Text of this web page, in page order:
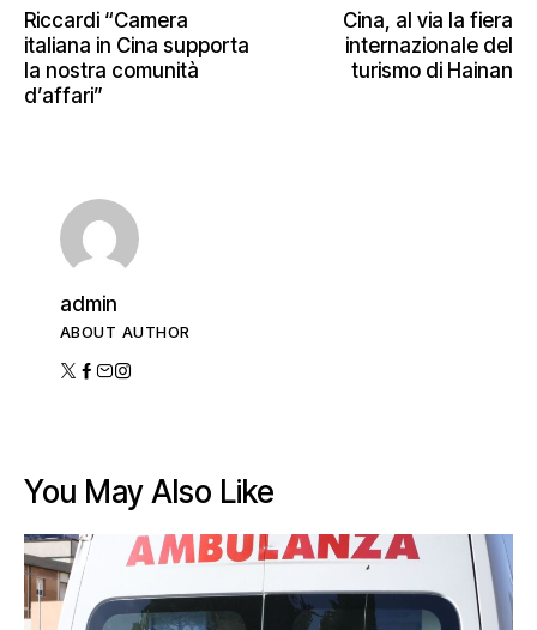
Riccardi “Camera
italiana in Cina supporta
la nostra comunità
d’affari”
Cina, al via la fiera
internazionale del
turismo di Hainan
admin
ABOUT AUTHOR
You May Also Like